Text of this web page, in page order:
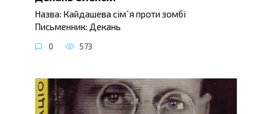
Назва: Кайдашева сім`я проти зомбі
Письменник: Декань
0 573